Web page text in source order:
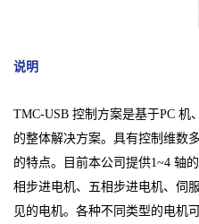
说明
TMC-USB 控制方案是基于PC
的整体解决方案。具有控制维数
的特点。目前本公司提供1~4 轴
相步进电机、五相步进电机、伺
见的电机。各种不同类型的电机